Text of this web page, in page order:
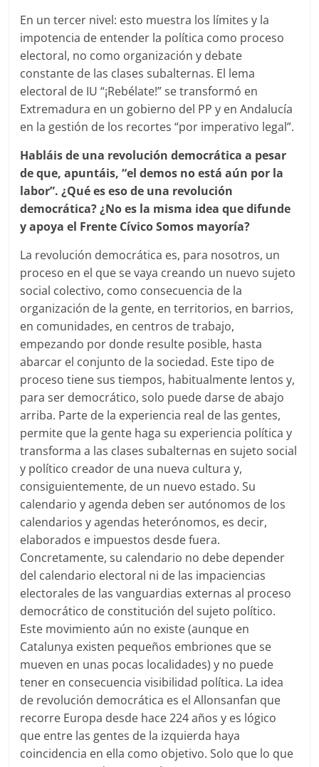
En un tercer nivel: esto muestra los límites y la
impotencia de entender la política como proceso
electoral, no como organización y debate
constante de las clases subalternas. El lema
electoral de IU “¡Rebélate!” se transformó en
Extremadura en un gobierno del PP y en Andalucía
en la gestión de los recortes “por imperativo legal”.
Habláis de una revolución democrática a pesar
de que, apuntáis, “el demos no está aún por la
labor”. ¿Qué es eso de una revolución
democrática? ¿No es la misma idea que difunde
y apoya el Frente Cívico Somos mayoría?
La revolución democrática es, para nosotros, un
proceso en el que se vaya creando un nuevo sujeto
social colectivo, como consecuencia de la
organización de la gente, en territorios, en barrios,
en comunidades, en centros de trabajo,
empezando por donde resulte posible, hasta
abarcar el conjunto de la sociedad. Este tipo de
proceso tiene sus tiempos, habitualmente lentos y,
para ser democrático, solo puede darse de abajo
arriba. Parte de la experiencia real de las gentes,
permite que la gente haga su experiencia política y
transforma a las clases subalternas en sujeto social
y político creador de una nueva cultura y,
consiguientemente, de un nuevo estado. Su
calendario y agenda deben ser autónomos de los
calendarios y agendas heterónomos, es decir,
elaborados e impuestos desde fuera.
Concretamente, su calendario no debe depender
del calendario electoral ni de las impaciencias
electorales de las vanguardias externas al proceso
democrático de constitución del sujeto político.
Este movimiento aún no existe (aunque en
Catalunya existen pequeños embriones que se
mueven en unas pocas localidades) y no puede
tener en consecuencia visibilidad política. La idea
de revolución democrática es el Allonsanfan que
recorre Europa desde hace 224 años y es lógico
que entre las gentes de la izquierda haya
coincidencia en ella como objetivo. Solo que lo que